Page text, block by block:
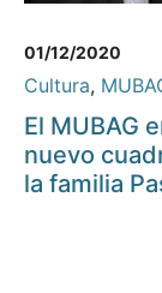
01/12/2020
Cultura,
El MUBAG
nuevo
la familia